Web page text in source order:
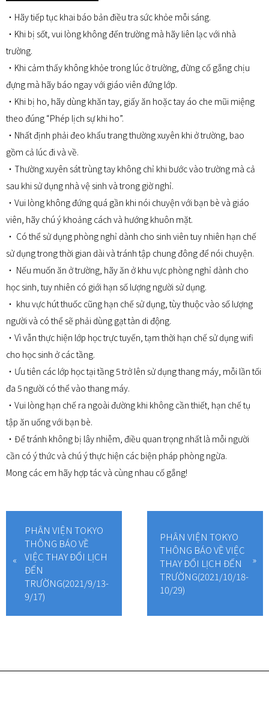
・Hãy tiếp tục khai báo bản điều tra sức khỏe mỗi sáng.
・Khi bị sốt, vui lòng không đến trường mà hãy liên lạc với nhà
trường.
・Khi cảm thấy không khỏe trong lúc ở trường, đừng cố gắng chịu
đựng mà hãy báo ngay với giáo viên đứng lớp.
・Khi bị ho, hãy dùng khăn tay, giấy ăn hoặc tay áo che mũi miệng
theo đúng “Phép lịch sự khi ho”.
・Nhất định phải đeo khẩu trang thường xuyên khi ở trường, bao
gồm cả lúc đi và về.
・Thường xuyên sát trùng tay không chỉ khi bước vào trường mà cả
sau khi sử dụng nhà vệ sinh và trong giờ nghỉ.
・Vui lòng không đứng quá gần khi nói chuyện với bạn bè và giáo
viên, hãy chú ý khoảng cách và hướng khuôn mặt.
・ Có thể sử dụng phòng nghỉ dành cho sinh viên tuy nhiên hạn chế
sử dụng trong thời gian dài và tránh tập chung đông để nói chuyện.
・ Nếu muốn ăn ở trường, hãy ăn ở khu vực phòng nghỉ dành cho
học sinh, tuy nhiên có giới hạn số lượng người sử dụng.
・ khu vực hút thuốc cũng hạn chế sử dụng, tùy thuộc vào số lượng
người và có thể sẽ phải dùng gạt tàn di động.
・Vì vẫn thực hiện lớp học trực tuyến, tạm thời hạn chế sử dụng wifi
cho học sinh ở các tầng.
・Ưu tiên các lớp học tại tầng 5 trở lên sử dụng thang máy, mỗi lần tối
đa 5 người có thể vào thang máy.
・Vui lòng hạn chế ra ngoài đường khi không cần thiết, hạn chế tụ
tập ăn uống với bạn bè.
・Để tránh không bị lây nhiễm, điều quan trọng nhất là mỗi người
cần có ý thức và chú ý thực hiện các biện pháp phòng ngừa.
Mong các em hãy hợp tác và cùng nhau cố gắng!
PHÂN VIỆN TOKYO
THÔNG BÁO VỀ
VIỆC THAY ĐỔI LỊCH
ĐẾN
TRƯỜNG(2021/9/13-
9/17)
PHÂN VIỆN TOKYO
THÔNG BÁO VỀ VIỆC
THAY ĐỔI LỊCH ĐẾN
TRƯỜNG(2021/10/18-
10/29)